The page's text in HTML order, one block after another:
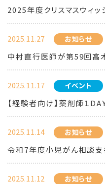
2025年度クリスマスウィッ
2025.11.27 お知らせ
中村直行医師が第59回高
2025.11.17 イベント
【経験者向け】薬剤師１
2025.11.14 お知らせ
令和7年度小児がん相談支
2025.11.12 お知らせ